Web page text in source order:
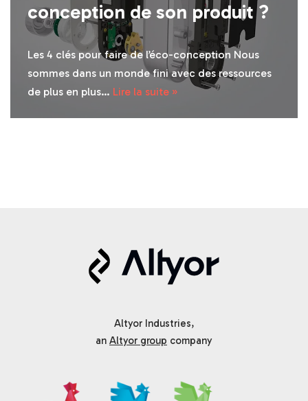
conception de son produit ?
Les 4 clés pour faire de l’éco-conception Nous
sommes dans un monde fini avec des ressources
de plus en plus… Lire la suite »
Altyor Industries,
an Altyor group company